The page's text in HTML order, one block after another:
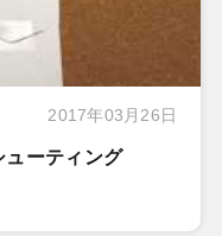
2017年03月26日
ューティング